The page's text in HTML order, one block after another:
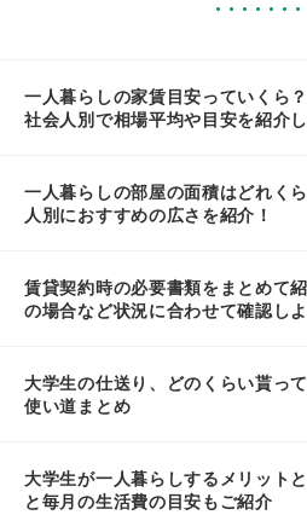
一人暮らしの家賃目安っていくら
社会人別で相場平均や目安を紹介
一人暮らしの部屋の面積はどれく
人別におすすめの広さを紹介！
賃貸契約時の必要書類をまとめて
の場合など状況に合わせて確認しよ
大学生の仕送り、どのくらい貰っ
使い道まとめ
大学生が一人暮らしするメリット
と毎月の生活費の目安もご紹介